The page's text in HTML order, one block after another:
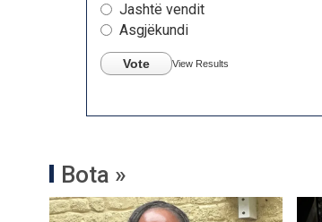
Jashtë vendit
Asgjëkundi
Vote View Results
Bota »